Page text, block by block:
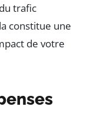
trafic
constitue une
de votre